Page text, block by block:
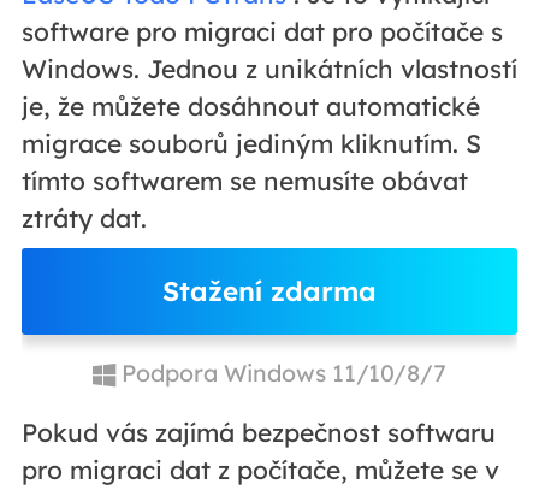
software pro migraci dat pro počítače s
Windows. Jednou z unikátních vlastností
je, že můžete dosáhnout automatické
migrace souborů jediným kliknutím. S
tímto softwarem se nemusíte obávat
ztráty dat.
Stažení zdarma
Podpora Windows 11/10/8/7
Pokud vás zajímá bezpečnost softwaru
pro migraci dat z počítače, můžete se v